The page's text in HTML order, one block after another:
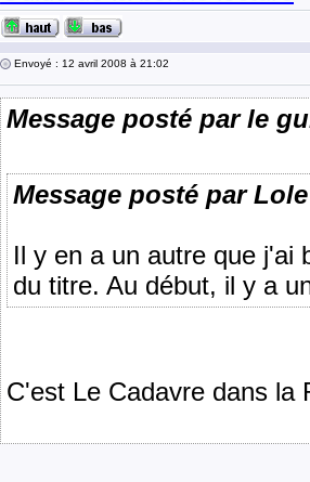
Envoyé : 12 avril 2008 à 21:02
Message posté par le
Message posté par Lole
Il y en a un autre que j'ai
du titre. Au début, il y a
C'est Le Cadavre dans la